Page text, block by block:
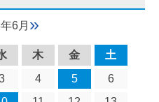
6月 »
木 金
土
4 5
6